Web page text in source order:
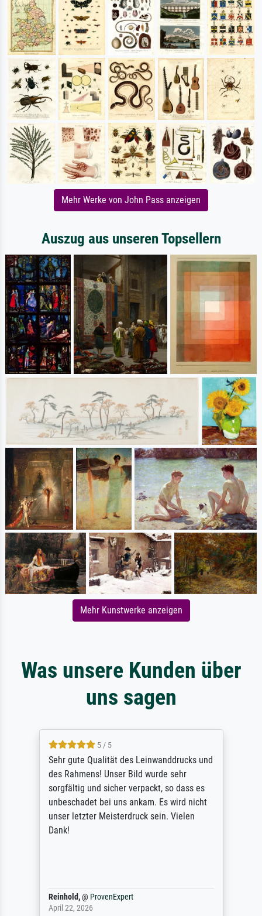
Mehr Werke von John Pass anzeigen
Auszug aus unseren Topsellern
Mehr Kunstwerke anzeigen
Was unsere Kunden über
uns sagen
5 / 5
Sehr gute Qualität des Leinwanddrucks und
des Rahmens! Unser Bild wurde sehr
sorgfältig und sicher verpackt, so dass es
unbeschadet bei uns ankam. Es wird nicht
unser letzter Meisterdruck sein. Vielen
Dank!
Reinhold,@ ProvenExpert
April 22, 2026